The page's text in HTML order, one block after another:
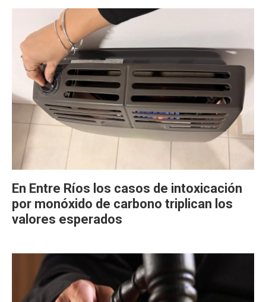
En Entre Ríos los casos de intoxicación
por monóxido de carbono triplican los
valores esperados